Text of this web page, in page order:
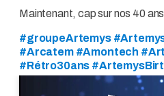
Maintenant, cap sur nos 40
#groupeArtemys
#Arcatem #Amontech
#Rétro30ans